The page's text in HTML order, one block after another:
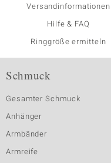
Versandinformationen
Hilfe & FAQ
Ringgröße ermitteln
Schmuck
Gesamter Schmuck
Anhänger
Armbänder
Armreife